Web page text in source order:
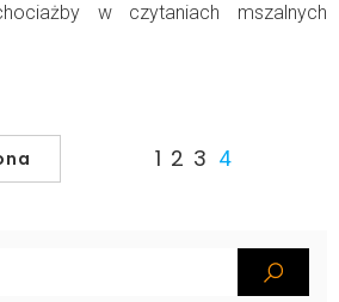
w czytaniach mszalnych
1 2 3 4